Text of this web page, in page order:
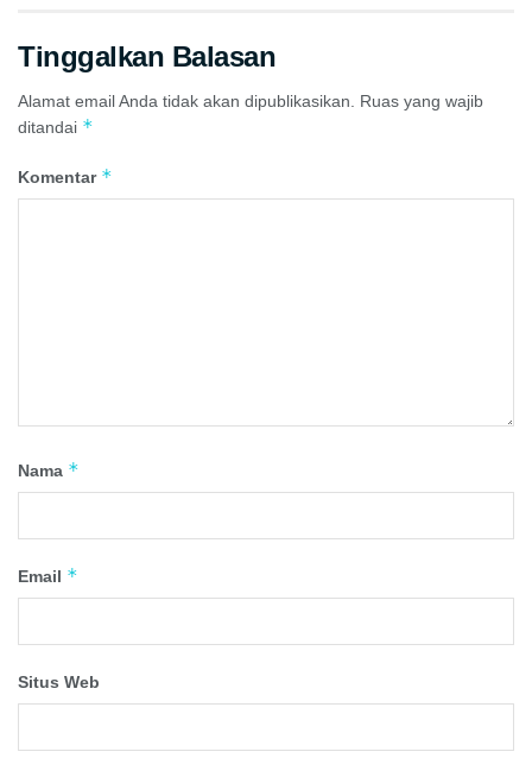
Tinggalkan Balasan
Alamat email Anda tidak akan dipublikasikan.
Ruas yang wajib
ditandai *
Komentar *
Nama *
Email *
Situs Web